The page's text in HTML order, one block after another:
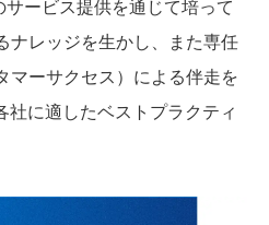
ービス提供を通じて培って
ナレッジを生かし、また専任
マーサクセス）による伴走を
に適したベストプラクティ